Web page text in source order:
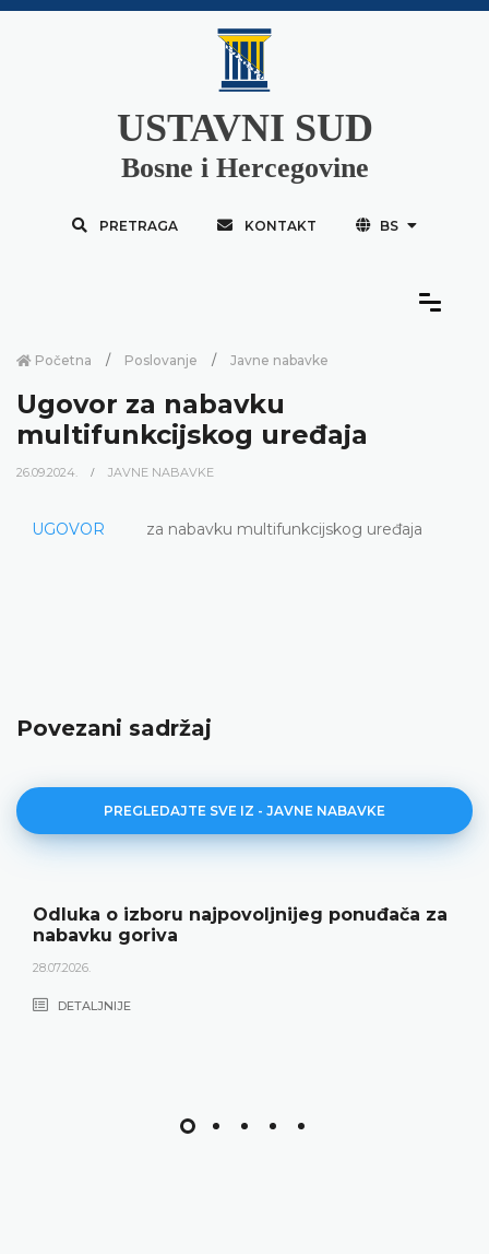
USTAVNI SUD
Bosne i Hercegovine
PRETRAGA KONTAKT BS
Početna Poslovanje Javne nabavke
Ugovor za nabavku
multifunkcijskog uređaja
26.09.2024. JAVNE NABAVKE
UGOVOR za nabavku multifunkcijskog uređaja
Povezani sadržaj
PREGLEDAJTE SVE IZ - JAVNE NABAVKE
Odluka o izboru najpovoljnijeg ponuđača za
nabavku goriva
28.07.2026.
DETALJNIJE